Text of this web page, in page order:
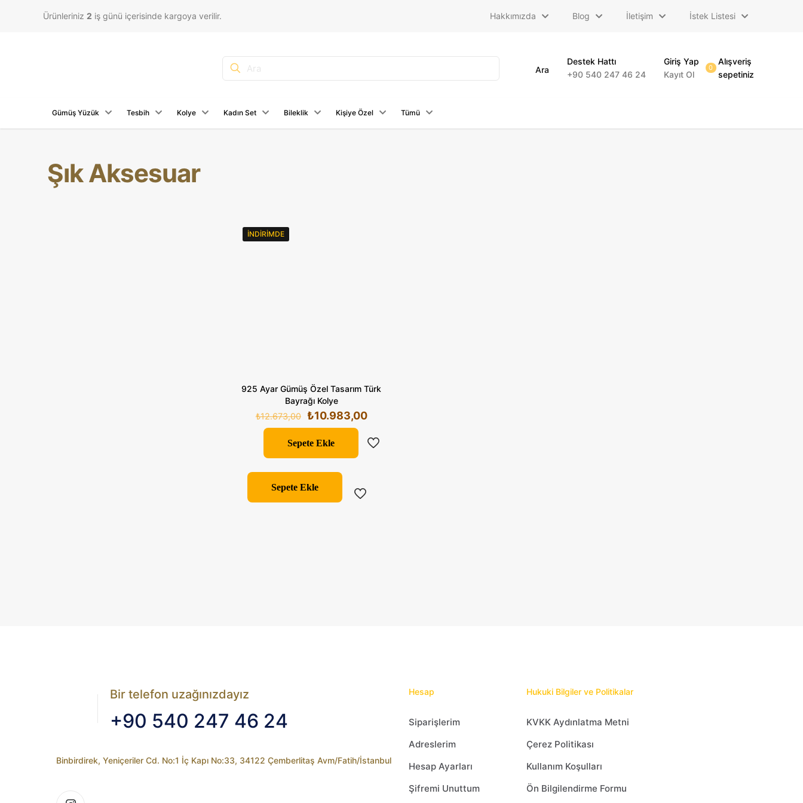
Ürünleriniz 2 iş günü içerisinde kargoya verilir. Hakkımızda Blog İletişim İstek Listesi
Ara
Destek Hattı
+90 540 247 46 24
Giriş Yap
Kayıt Ol
0
Alışveriş
sepetiniz
Gümüş Yüzük Tesbih Kolye Kadın Set Bileklik Kişiye Özel Tümü
Şık Aksesuar
İNDIRIMDE
925 Ayar Gümüş Özel Tasarım Türk
Bayrağı Kolye
₺12.673,00
Orijinal
fiyat:
₺12.673,00.
₺10.983,00Şu
fiyat:
Sepete Ekle
Sepete Ekle
Bir telefon uzağınızdayız
+90 540 247 46 24
Binbirdirek, Yeniçeriler Cd. No:1 İç Kapı No:33, 34122 Çemberlitaş Avm/Fatih/İstanbul
Hesap
Siparişlerim
Adreslerim
Hesap Ayarları
Şifremi Unuttum
Hukuki Bilgiler ve Politikalar
KVKK Aydınlatma Metni
Çerez Politikası
Kullanım Koşulları
Ön Bilgilendirme Formu